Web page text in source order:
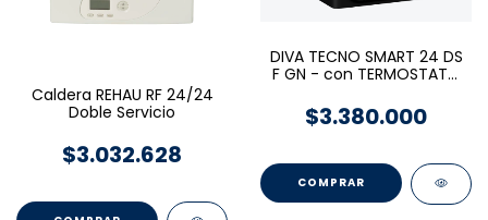
Caldera REHAU RF 24/24
Doble Servicio
$3.032.628
DIVA TECNO SMART 24 DS
F GN - con TERMOSTATO
$3.380.000